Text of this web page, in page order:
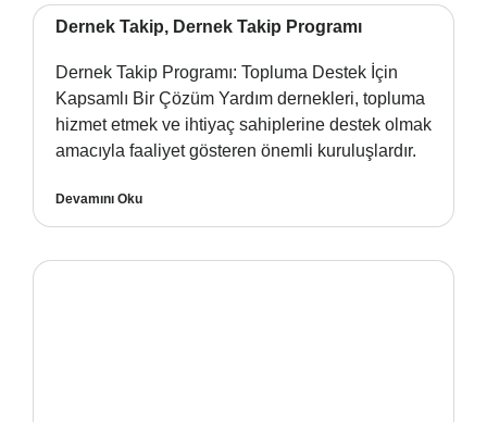
Dernek Takip, Dernek Takip Programı
Dernek Takip Programı: Topluma Destek İçin
Kapsamlı Bir Çözüm Yardım dernekleri, topluma
hizmet etmek ve ihtiyaç sahiplerine destek olmak
amacıyla faaliyet gösteren önemli kuruluşlardır.
Devamını Oku